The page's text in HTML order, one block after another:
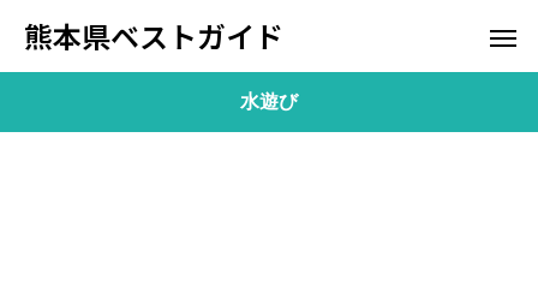
熊本県ベストガイド
水遊び